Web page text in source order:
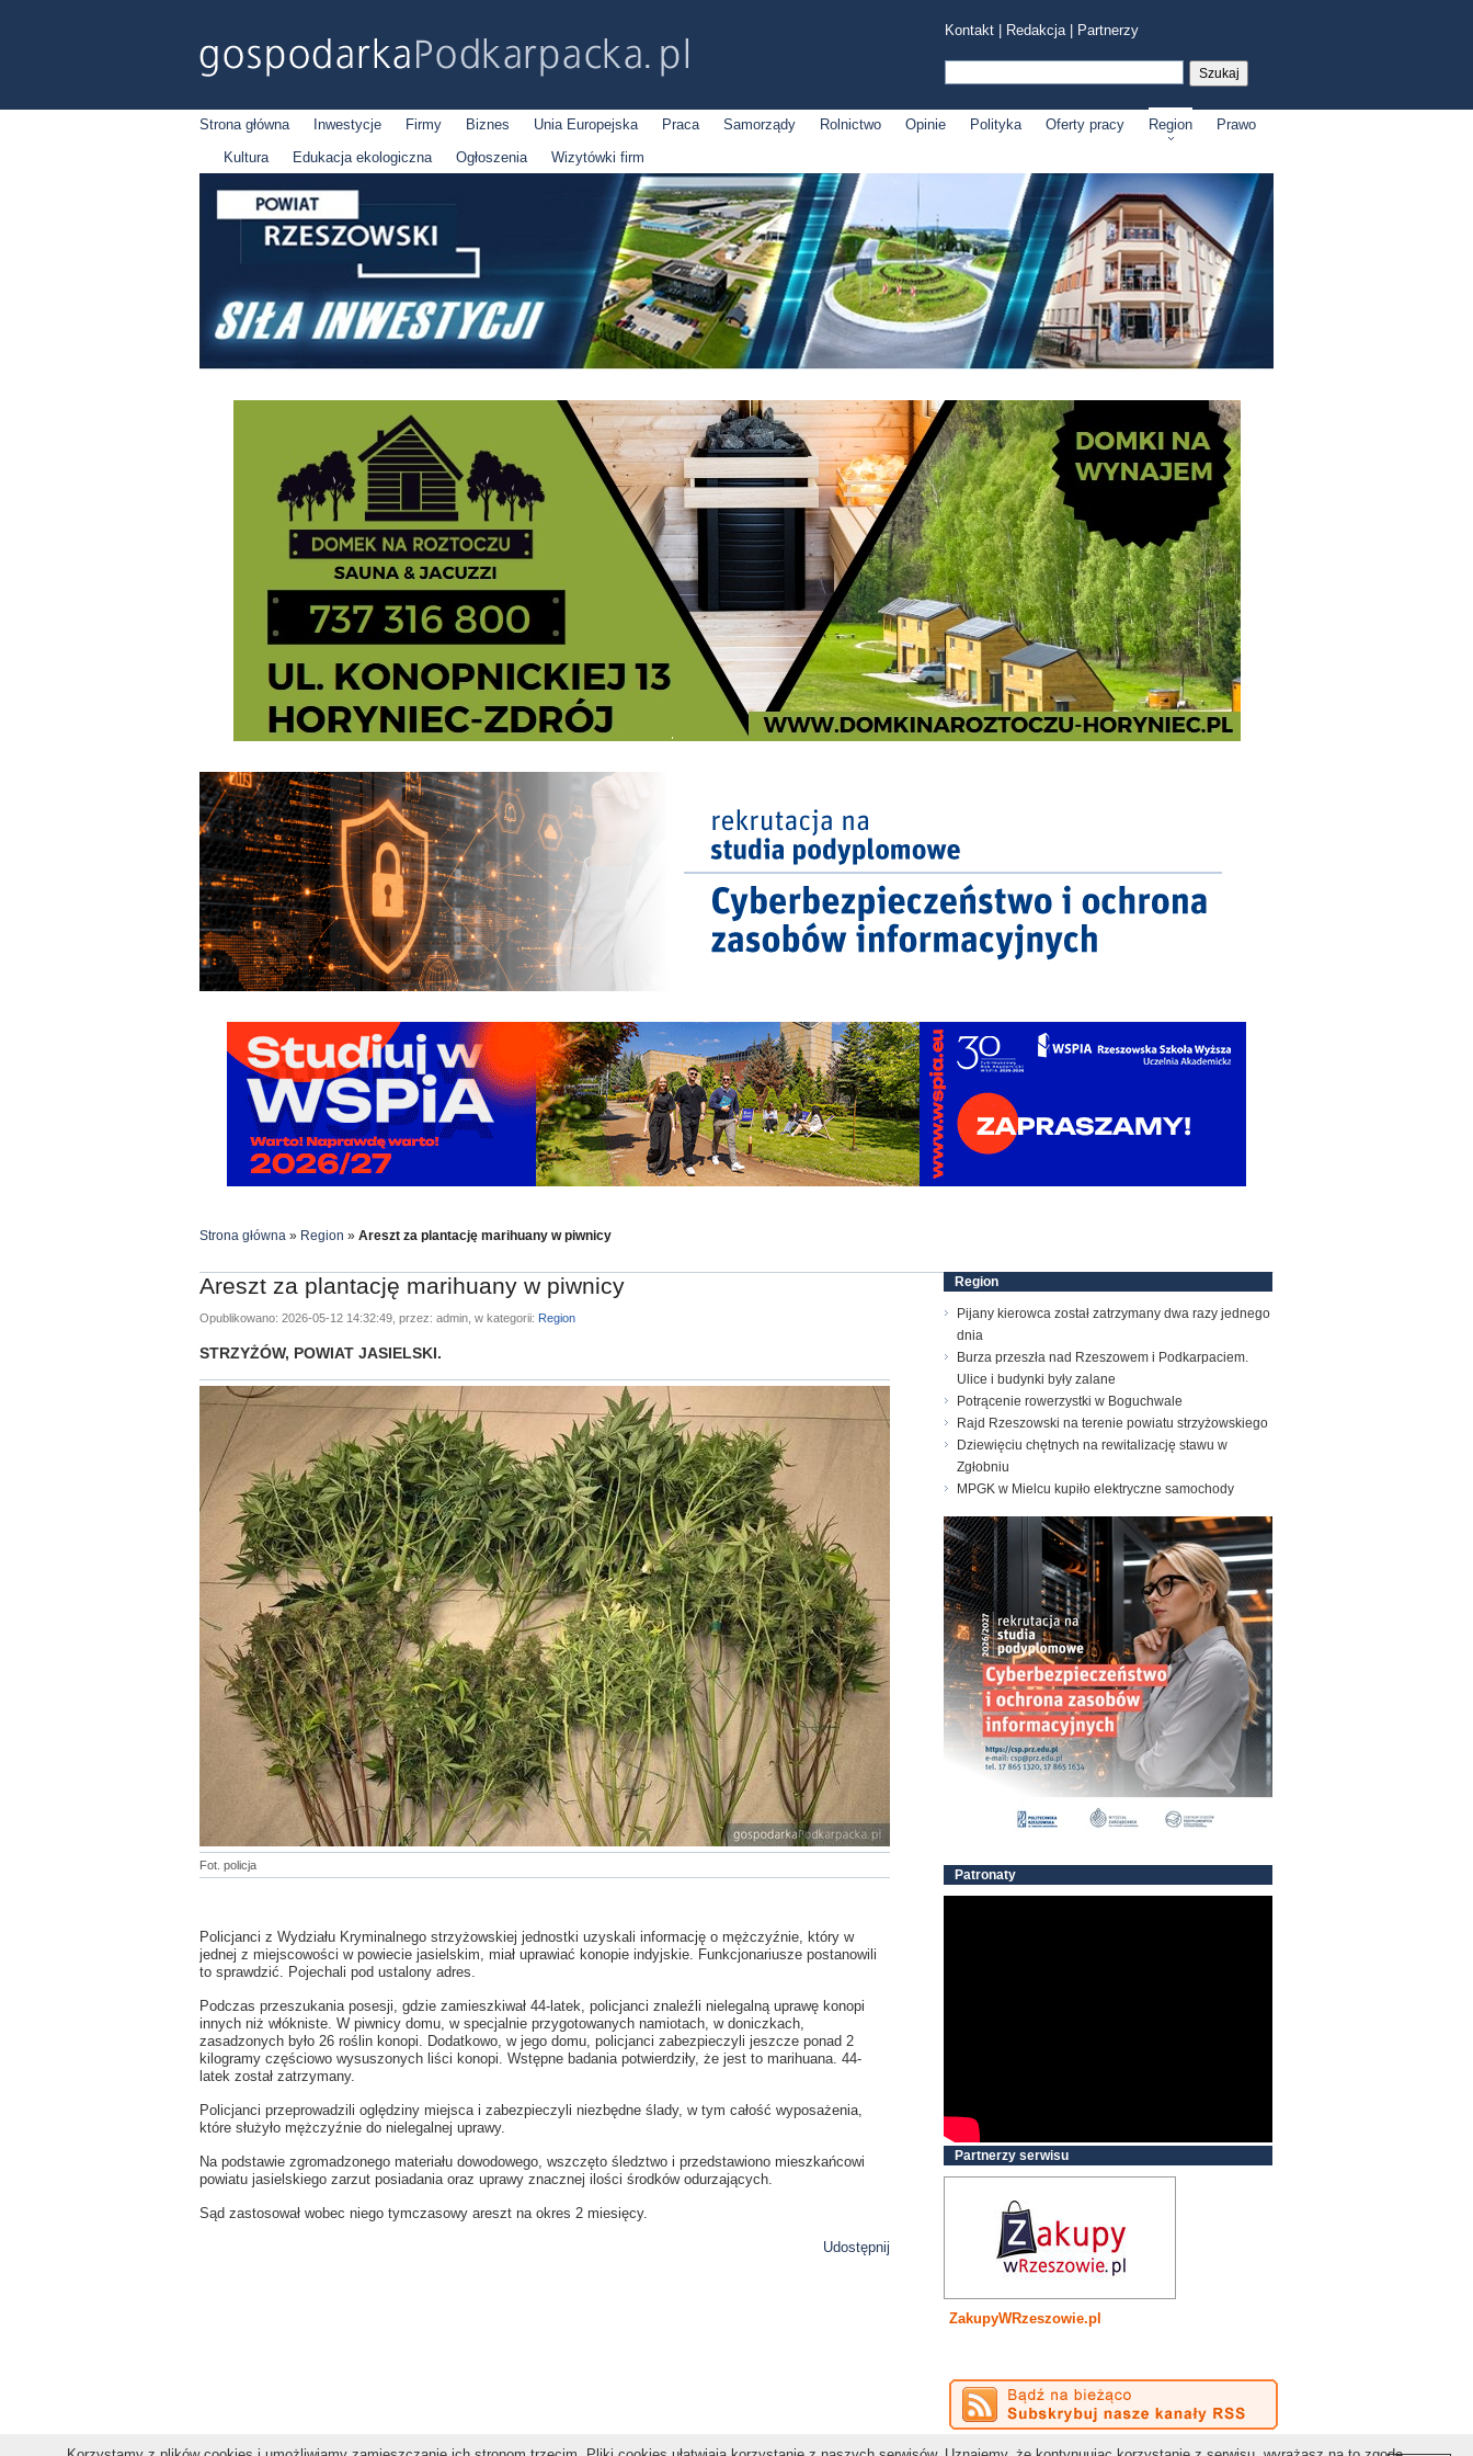
Kontakt Redakcja| Partnerzy
Strona główna Inwestycje Firmy Biznes Unia Europejska Praca Samorządy Rolnictwo Opinie Polityka Oferty pracy Region
Prawo
Kultura
Edukacja ekologiczna Ogłoszenia Wizytówki firm
Strona główna » Region » Areszt za plantację marihuany w piwnicy
Areszt za plantację marihuany w piwnicy
Opublikowano: 2026-05-12 14:32:49, przez: admin, w kategorii: Region
STRZYŻÓW, POWIAT JASIELSKI.
Fot. policja
Policjanci z Wydziału Kryminalnego strzyżowskiej jednostki uzyskali informację o mężczyźnie, który w
jednej z miejscowości w powiecie jasielskim, miał uprawiać konopie indyjskie. Funkcjonariusze postanowili
to sprawdzić. Pojechali pod ustalony adres.
Podczas przeszukania posesji, gdzie zamieszkiwał 44-latek, policjanci znaleźli nielegalną uprawę konopi
innych niż włókniste. W piwnicy domu, w specjalnie przygotowanych namiotach, w doniczkach,
zasadzonych było 26 roślin konopi. Dodatkowo, w jego domu, policjanci zabezpieczyli jeszcze ponad 2
kilogramy częściowo wysuszonych liści konopi. Wstępne badania potwierdziły, że jest to marihuana. 44-
latek został zatrzymany.
Policjanci przeprowadzili oględziny miejsca i zabezpieczyli niezbędne ślady, w tym całość wyposażenia,
które służyło mężczyźnie do nielegalnej uprawy.
Na podstawie zgromadzonego materiału dowodowego, wszczęto śledztwo i przedstawiono mieszkańcowi
powiatu jasielskiego zarzut posiadania oraz uprawy znacznej ilości środków odurzających.
Sąd zastosował wobec niego tymczasowy areszt na okres 2 miesięcy.
Udostępnij
Region
Pijany kierowca został zatrzymany dwa razy jednego
dnia
Burza przeszła nad Rzeszowem i Podkarpaciem.
Ulice i budynki były zalane
Potrącenie rowerzystki w Boguchwale
Rajd Rzeszowski na terenie powiatu strzyżowskiego
Dziewięciu chętnych na rewitalizację stawu w
Zgłobniu
MPGK w Mielcu kupiło elektryczne samochody
Patronaty
Partnerzy serwisu
ZakupyWRzeszowie.pl